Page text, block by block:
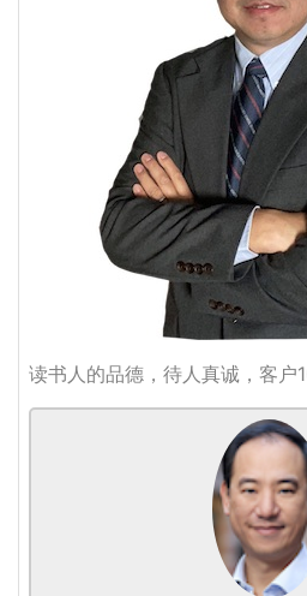
读书人的品德，待人真诚，客户